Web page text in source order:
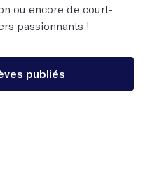
ou encore de court-
passionnants !
publiés